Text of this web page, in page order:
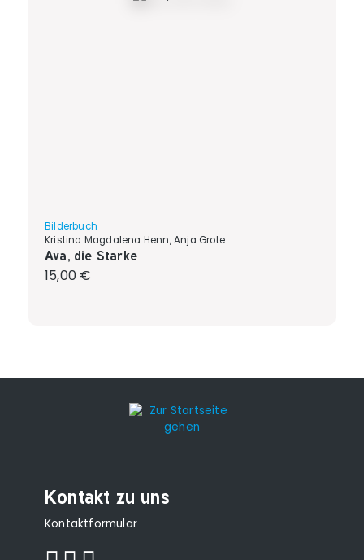
Bilderbuch
Kristina Magdalena Henn, Anja Grote
Ava, die Starke
Regulärer Preis:
15,00 €
Kontakt zu uns
Kontaktformular